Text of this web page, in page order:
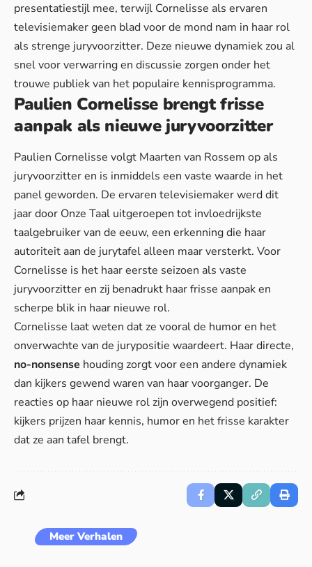
presentatiestijl mee, terwijl Cornelisse als ervaren
televisiemaker geen blad voor de mond nam in haar rol
als strenge juryvoorzitter. Deze nieuwe dynamiek zou al
snel voorverwarring en discussie zorgen onder het
trouwe publiek van het populaire kennisprogramma.
Paulien Cornelisse brengt frisse
aanpak als nieuwe juryvoorzitter
Paulien Cornelisse volgt Maarten van Rossem op als
juryvoorzitter en is inmiddels een vaste waarde in het
panel geworden. De ervaren televisiemaker werd dit
jaar door Onze Taal uitgeroepen tot invloedrijkste
taalgebruiker van de eeuw, een erkenning die haar
autoriteit aan de jurytafel alleen maar versterkt. Voor
Cornelisse is het haar eerste seizoen als vaste
juryvoorzitter en zij benadrukt haar frisse aanpak en
scherpe blik in haar nieuwe rol.
Cornelisse laat weten dat ze vooral de humor en het
onverwachte van de jurypositie waardeert. Haar directe,
no-nonsense houding zorgt voor een andere dynamiek
dan kijkers gewend waren van haar voorganger. De
reacties op haar nieuwe rol zijn overwegend positief:
kijkers prijzen haar kennis, humor en het frisse karakter
dat ze aan tafel brengt.
Meer Verhalen